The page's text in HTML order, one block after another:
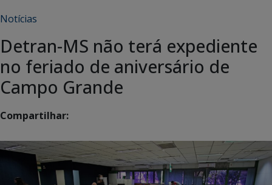
Notícias
Detran-MS não terá expediente
no feriado de aniversário de
Campo Grande
Compartilhar: